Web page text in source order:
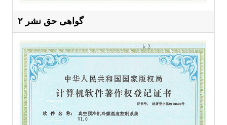
گواهی حق نشر ۲